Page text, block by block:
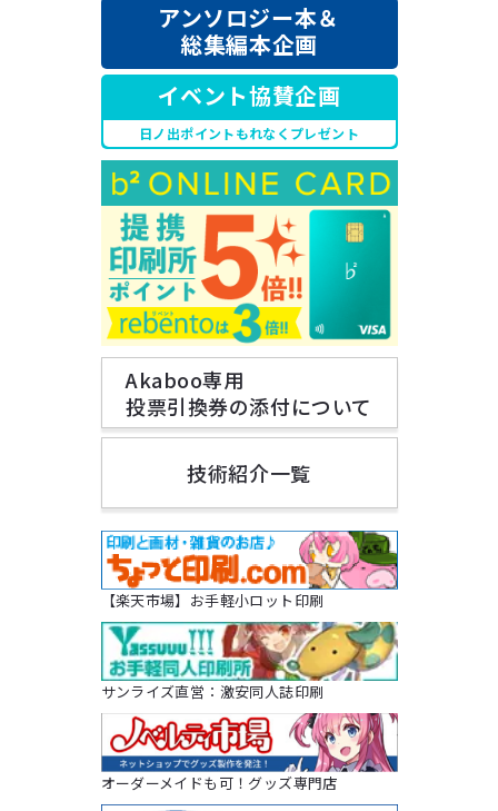
アンソロジー本＆
総集編本企画
イベント協賛企画
日ノ出ポイントもれなくプレゼント
Akaboo専用
投票引換券の添付について
技術紹介一覧
【楽天市場】お手軽小ロット印刷
サンライズ直営：激安同人誌印刷
オーダーメイドも可！グッズ専門店